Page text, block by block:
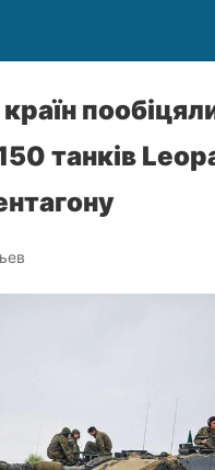
танків